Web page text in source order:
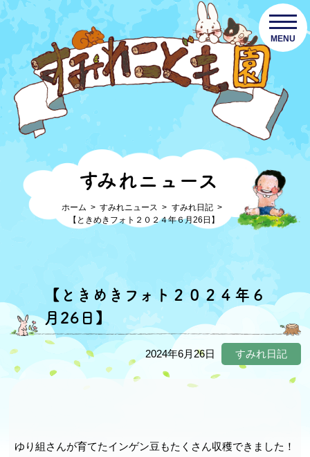
MENU
すみれニュース
ホーム すみれニュース
すみれ日記
【ときめきフォト２０２４年６月26日】
【ときめきフォト２０２４年６
月26日】
2024年6月26日 すみれ日記
ゆり組さんが育てたインゲン豆もたくさん収穫できました！